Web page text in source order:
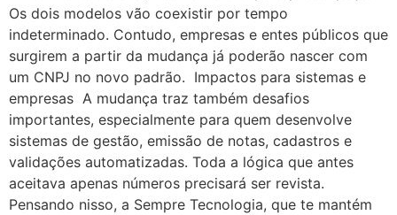
Os dois modelos vão coexistir por tempo
indeterminado. Contudo, empresas e entes públicos que
surgirem a partir da mudança já poderão nascer com
um CNPJ no novo padrão. Impactos para sistemas e
empresas A mudança traz também desafios
importantes, especialmente para quem desenvolve
sistemas de gestão, emissão de notas, cadastros e
validações automatizadas. Toda a lógica que antes
aceitava apenas números precisará ser revista.
Pensando nisso, a Sempre Tecnologia, que te mantém